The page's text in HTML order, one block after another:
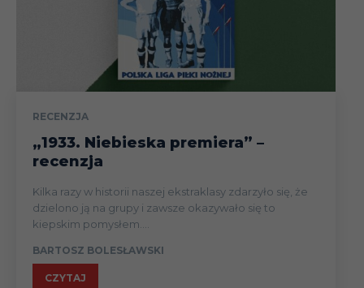
RECENZJA
„1933. Niebieska premiera” –
recenzja
Kilka razy w historii naszej ekstraklasy zdarzyło się, że
dzielono ją na grupy i zawsze okazywało się to
kiepskim pomysłem....
BARTOSZ BOLESŁAWSKI
CZYTAJ